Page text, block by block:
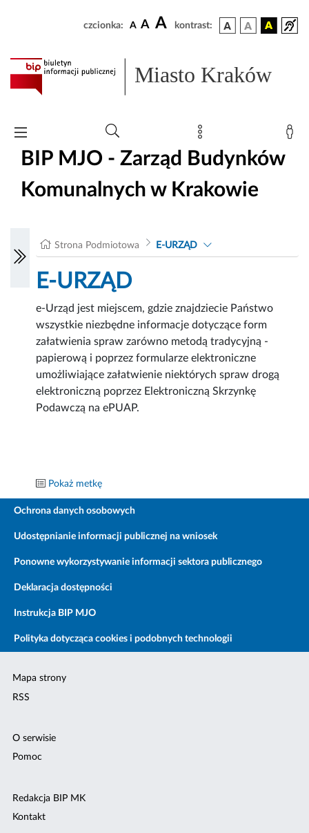
czcionka: A A A kontrast:
Miasto Kraków
BIP MJO - Zarząd Budynków
Komunalnych w Krakowie
Strona Podmiotowa E-URZĄD
E-URZĄD
e-Urząd jest miejscem, gdzie znajdziecie Państwo
wszystkie niezbędne informacje dotyczące form
załatwienia spraw zarówno metodą tradycyjną -
papierową i poprzez formularze elektroniczne
umożliwiające załatwienie niektórych spraw drogą
elektroniczną poprzez Elektroniczną Skrzynkę
Podawczą na ePUAP.
Pokaż metkę
Ochrona danych osobowych
Udostępnianie informacji publicznej na wniosek
Ponowne wykorzystywanie informacji sektora publicznego
Deklaracja dostępności
Instrukcja BIP MJO
Polityka dotycząca cookies i podobnych technologii
Mapa strony
RSS
O serwisie
Pomoc
Redakcja BIP MK
Kontakt